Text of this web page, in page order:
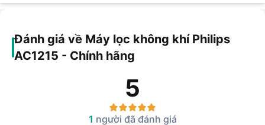
Đánh giá về Máy lọc không khí Philips
AC1215 - Chính hãng
5
1 người đã đánh giá